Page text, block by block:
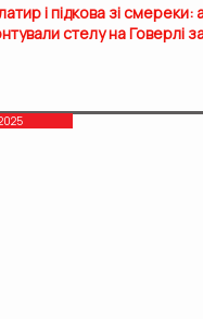
і підкова зі смереки:
стелу на Говерлі